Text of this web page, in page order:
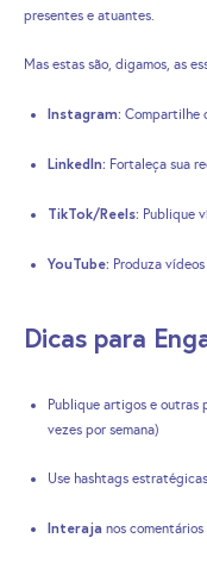
presentes e atuantes.
Mas estas são, digamos, as
Instagram: Compartilhe
LinkedIn: Fortaleça sua
TikTok/Reels: Publique
YouTube: Produza
Dicas para
Publique artigos e outras
vezes por semana)
Use hashtags
Interaja nos